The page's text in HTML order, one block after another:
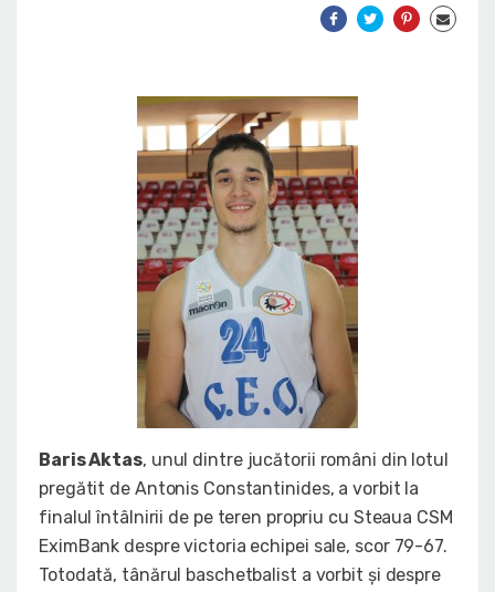
Baris Aktas, unul dintre jucătorii români din lotul
pregătit de Antonis Constantinides, a vorbit la
finalul întâlnirii de pe teren propriu cu Steaua CSM
EximBank despre victoria echipei sale, scor 79-67.
Totodată, tânărul baschetbalist a vorbit și despre